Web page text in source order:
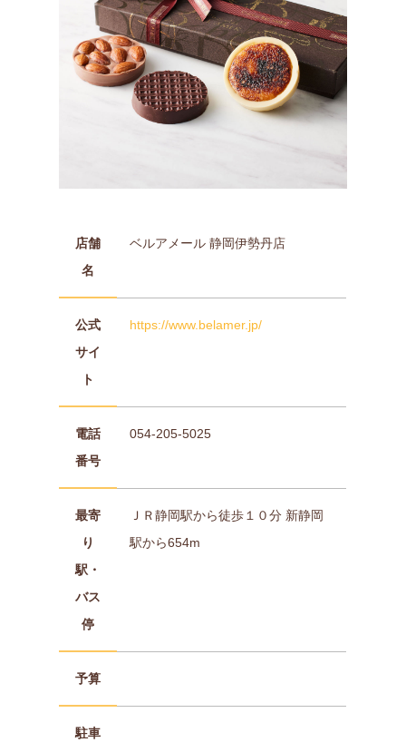
店舗
名
ベルアメール 静岡伊勢丹店
公式
サイ
ト
https://www.belamer.jp/
電話
番号
054-205-5025
最寄
り
駅・
バス
停
ＪＲ静岡駅から徒歩１０分 新静岡
駅から654m
予算
駐車